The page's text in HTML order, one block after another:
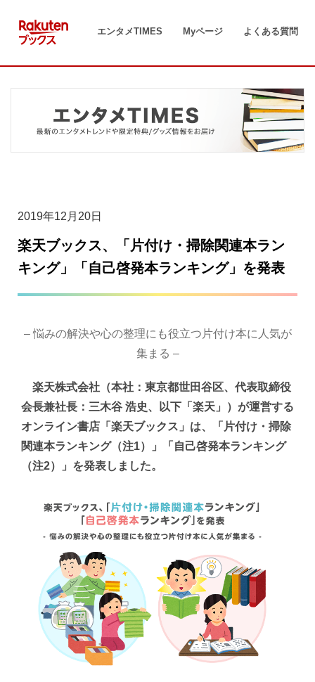
エンタメTIMES Myページ よくある質問
2019年12月20日
楽天ブックス、「片付け・掃除関連本ラン
キング」「自己啓発本ランキング」を発表
– 悩みの解決や心の整理にも役立つ片付け本に人気が
集まる –
楽天株式会社（本社：東京都世田谷区、代表取締役
会長兼社長：三木谷 浩史、以下「楽天」）が運営する
オンライン書店「楽天ブックス」は、「片付け・掃除
関連本ランキング（注1）」「自己啓発本ランキング
（注2）」を発表しました。